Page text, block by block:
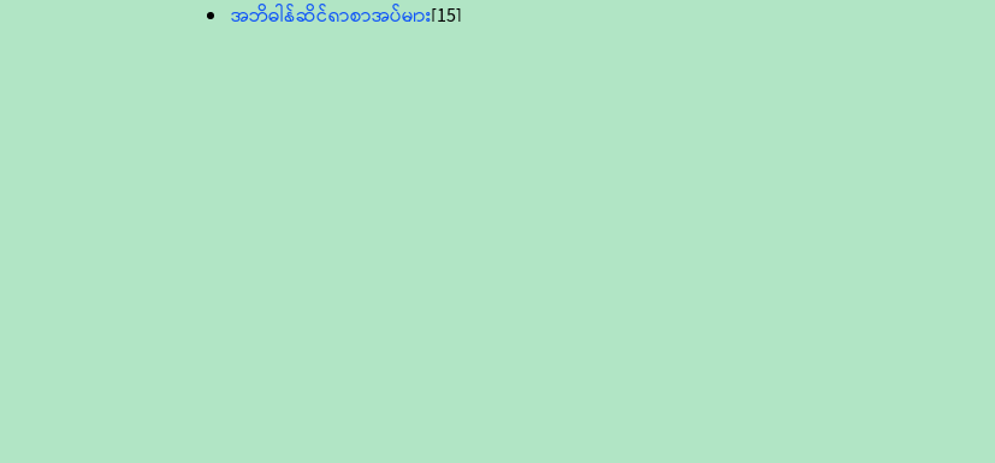
အဘိဓါန်ဆိုင်ရာစာအုပ်များ[15]